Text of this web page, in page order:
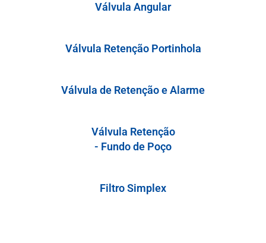
Válvula Angular
Válvula Retenção Portinhola
Válvula de Retenção e Alarme
Válvula Retenção
- Fundo de Poço
Filtro Simplex